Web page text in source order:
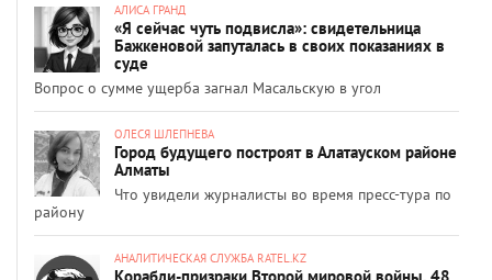
АЛИСА ГРАНД
«Я сейчас чуть подвисла»: свидетельница
Бажкеновой запуталась в своих показаниях в
суде
Вопрос о сумме ущерба загнал Масальскую в угол
ОЛЕСЯ ШЛЕПНЕВА
Город будущего построят в Алатауском районе
Алматы
Что увидели журналисты во время пресс-тура по
району
АНАЛИТИЧЕСКАЯ СЛУЖБА RATEL.KZ